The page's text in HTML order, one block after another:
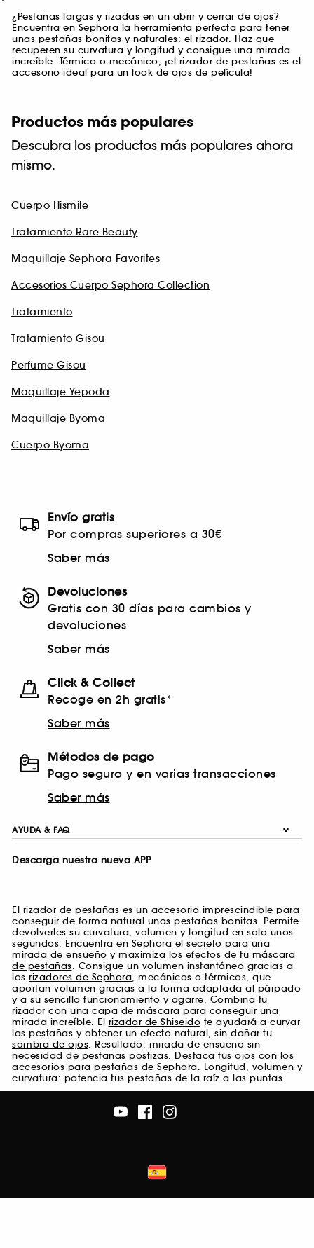
¿Pestañas largas y rizadas en un abrir y cerrar de ojos?
Encuentra en Sephora la herramienta perfecta para tener
unas pestañas bonitas y naturales: el rizador. Haz que
recuperen su curvatura y longitud y consigue una mirada
increíble. Térmico o mecánico, ¡el rizador de pestañas es el
accesorio ideal para un look de ojos de película!
Productos más populares
Descubra los productos más populares ahora
mismo.
Cuerpo Hismile
Tratamiento Rare Beauty
Maquillaje Sephora Favorites
Accesorios Cuerpo Sephora Collection
Tratamiento
Tratamiento Gisou
Perfume Gisou
Maquillaje Yepoda
Maquillaje Byoma
Cuerpo Byoma
Envío gratis
Por compras superiores a 30€
Saber más
Devoluciones
Gratis con 30 días para cambios y
devoluciones
Saber más
Click & Collect
Recoge en 2h gratis*
Saber más
Métodos de pago
Pago seguro y en varias transacciones
Saber más
AYUDA & FAQ
Descarga nuestra nueva APP
El rizador de pestañas es un accesorio imprescindible para
conseguir de forma natural unas pestañas bonitas. Permite
devolverles su curvatura, volumen y longitud en solo unos
segundos. Encuentra en Sephora el secreto para una
mirada de ensueño y maximiza los efectos de tu máscara
de pestañas. Consigue un volumen instantáneo gracias a
los rizadores de Sephora, mecánicos o térmicos, que
aportan volumen gracias a la forma adaptada al párpado
y a su sencillo funcionamiento y agarre. Combina tu
rizador con una capa de máscara para conseguir una
mirada increíble. El rizador de Shiseido te ayudará a curvar
las pestañas y obtener un efecto natural, sin dañar tu
sombra de ojos. Resultado: mirada de ensueño sin
necesidad de pestañas postizas. Destaca tus ojos con los
accesorios para pestañas de Sephora. Longitud, volumen y
curvatura: potencia tus pestañas de la raíz a las puntas.